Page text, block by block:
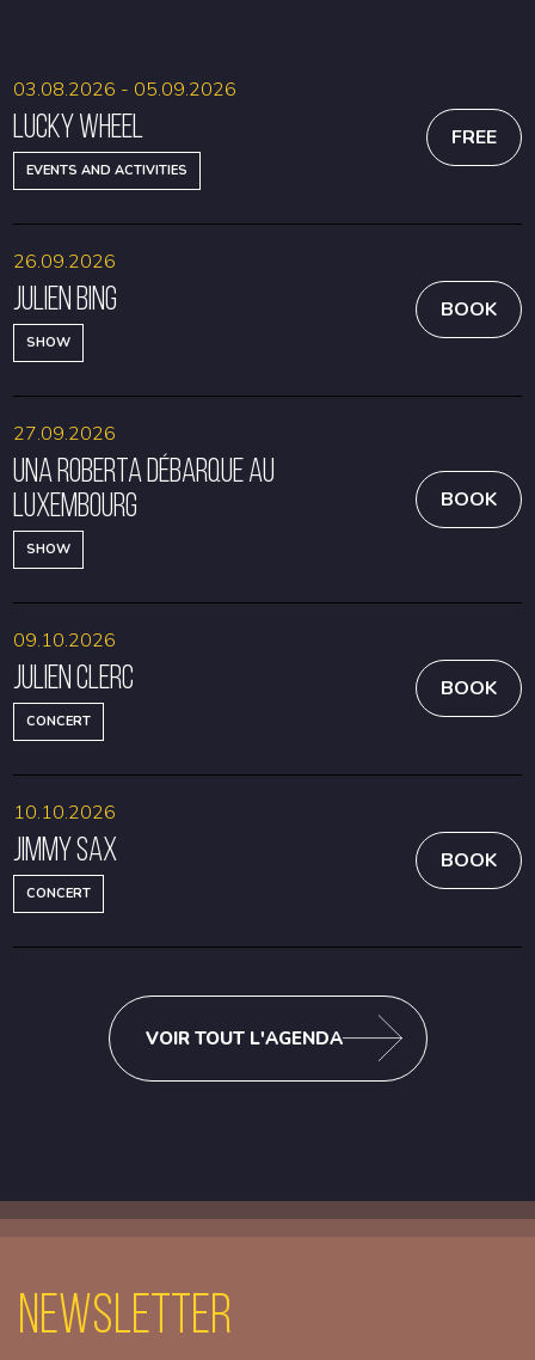
Lucky Wheel
EVENTS AND ACTIVITIES
03.08.2026 - 05.09.2026
FREE
Julien Bing
SHOW
26.09.2026
BOOK
Una Roberta débarque au
Luxembourg
SHOW
27.09.2026
BOOK
Julien Clerc
CONCERT
09.10.2026
BOOK
Jimmy Sax
CONCERT
10.10.2026
BOOK
VOIR TOUT L'AGENDA
Newsletter